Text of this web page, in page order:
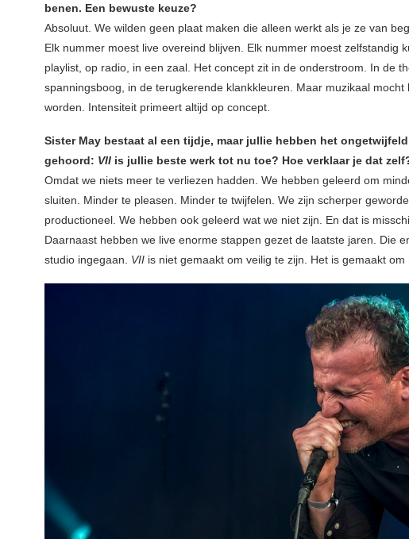
benen. Een bewuste keuze?
Absoluut. We wilden geen plaat maken die alleen werkt als je ze van
Elk nummer moest live overeind blijven. Elk nummer moest zelfstandig
playlist, op radio, in een zaal. Het concept zit in de onderstroom. In de
spanningsboog, in de terugkerende klankkleuren. Maar muzikaal mocht
worden. Intensiteit primeert altijd op concept.
Sister May bestaat al een tijdje, maar jullie hebben het
gehoord: VII is jullie beste werk tot nu toe? Hoe verklaar je dat
Omdat we niets meer te verliezen hadden. We hebben geleerd om
sluiten. Minder te pleasen. Minder te twijfelen. We zijn scherper
productioneel. We hebben ook geleerd wat we niet zijn. En dat is
Daarnaast hebben we live enorme stappen gezet de laatste jaren. Die
studio ingegaan. VII is niet gemaakt om veilig te zijn. Het is gemaakt om